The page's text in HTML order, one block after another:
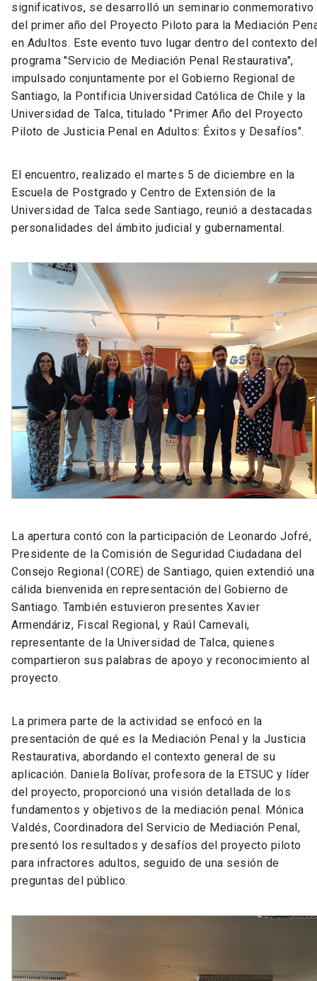
significativos, se desarrolló un seminario conmemorativo
del primer año del Proyecto Piloto para la Mediación
en Adultos. Este evento tuvo lugar dentro del contexto del
programa "Servicio de Mediación Penal Restaurativa",
impulsado conjuntamente por el Gobierno Regional de
Santiago, la Pontificia Universidad Católica de Chile y la
Universidad de Talca, titulado "Primer Año del Proyecto
Piloto de Justicia Penal en Adultos: Éxitos y Desafíos".
El encuentro, realizado el martes 5 de diciembre en la
Escuela de Postgrado y Centro de Extensión de la
Universidad de Talca sede Santiago, reunió a destacadas
personalidades del ámbito judicial y gubernamental.
La apertura contó con la participación de Leonardo Jofré,
Presidente de la Comisión de Seguridad Ciudadana del
Consejo Regional (CORE) de Santiago, quien extendió una
cálida bienvenida en representación del Gobierno de
Santiago. También estuvieron presentes Xavier
Armendáriz, Fiscal Regional, y Raúl Carnevali,
representante de la Universidad de Talca, quienes
compartieron sus palabras de apoyo y reconocimiento al
proyecto.
La primera parte de la actividad se enfocó en la
presentación de qué es la Mediación Penal y la Justicia
Restaurativa, abordando el contexto general de su
aplicación. Daniela Bolívar, profesora de la ETSUC y líder
del proyecto, proporcionó una visión detallada de los
fundamentos y objetivos de la mediación penal. Mónica
Valdés, Coordinadora del Servicio de Mediación Penal,
presentó los resultados y desafíos del proyecto piloto
para infractores adultos, seguido de una sesión de
preguntas del público.